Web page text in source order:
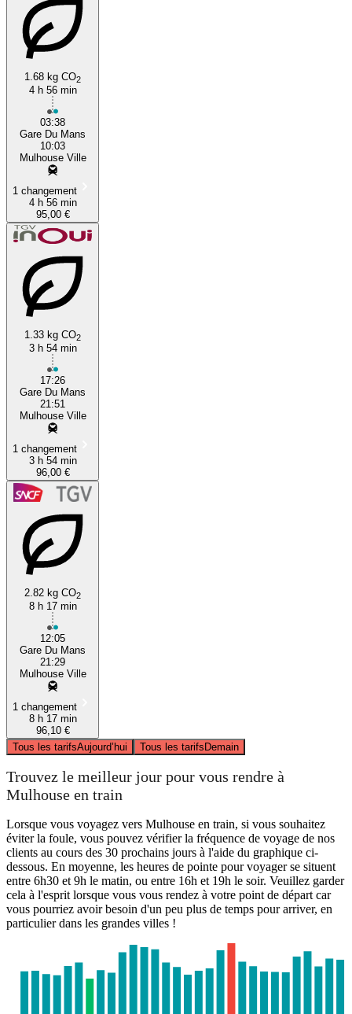
1.68 kg CO2
4 h 56 min
03:38
Gare Du Mans
10:03
Mulhouse Ville
1 changement
4 h 56 min
95,00 €
1.33 kg CO2
3 h 54 min
17:26
Gare Du Mans
21:51
Mulhouse Ville
1 changement
3 h 54 min
96,00 €
2.82 kg CO2
8 h 17 min
12:05
Gare Du Mans
21:29
Mulhouse Ville
1 changement
8 h 17 min
96,10 €
Tous les tarifsAujourd’hui Tous les tarifsDemain
Trouvez le meilleur jour pour vous rendre à
Mulhouse en train
Lorsque vous voyagez vers Mulhouse en train, si vous souhaitez
éviter la foule, vous pouvez vérifier la fréquence de voyage de nos
clients au cours des 30 prochains jours à l'aide du graphique ci-
dessous. En moyenne, les heures de pointe pour voyager se situent
entre 6h30 et 9h le matin, ou entre 16h et 19h le soir. Veuillez garder
cela à l'esprit lorsque vous vous rendez à votre point de départ car
vous pourriez avoir besoin d'un peu plus de temps pour arriver, en
particulier dans les grandes villes !